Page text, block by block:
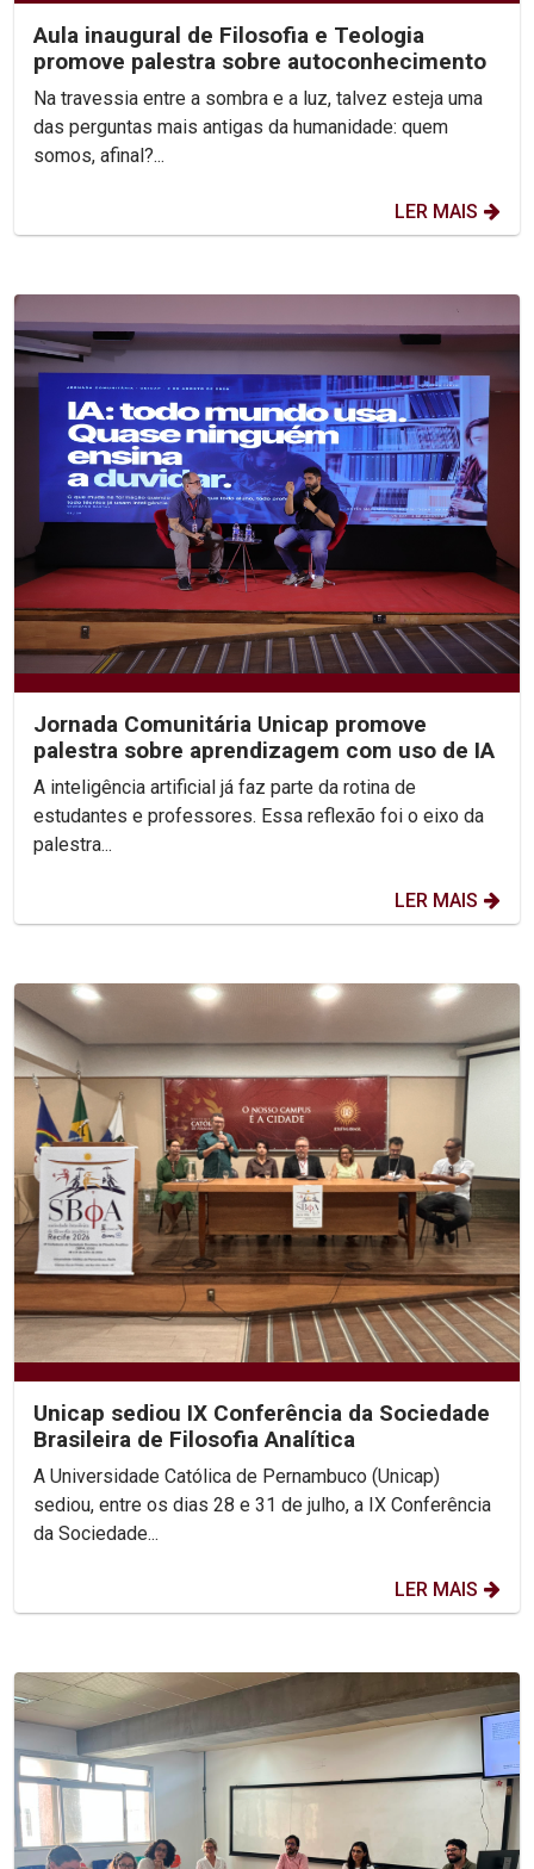
Aula inaugural de Filosofia e Teologia
promove palestra sobre autoconhecimento
Na travessia entre a sombra e a luz, talvez esteja uma
das perguntas mais antigas da humanidade: quem
somos, afinal?...
LER MAIS
Jornada Comunitária Unicap promove
palestra sobre aprendizagem com uso de IA
A inteligência artificial já faz parte da rotina de
estudantes e professores. Essa reflexão foi o eixo da
palestra...
LER MAIS
Unicap sediou IX Conferência da Sociedade
Brasileira de Filosofia Analítica
A Universidade Católica de Pernambuco (Unicap)
sediou, entre os dias 28 e 31 de julho, a IX Conferência
da Sociedade...
LER MAIS